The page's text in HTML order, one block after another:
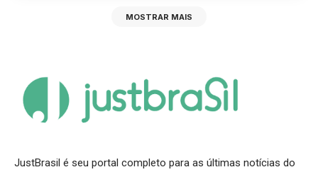
MOSTRAR MAIS
JustBrasil é seu portal completo para as últimas notícias do